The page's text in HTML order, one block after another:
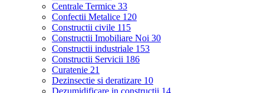
Centrale Termice 33
Confectii Metalice 120
Constructii civile 115
Constructii Imobiliare Noi 30
Constructii industriale 153
Constructii Servicii 186
Curatenie 21
Dezinsectie si deratizare 10
Dezumidificare in constructii 14